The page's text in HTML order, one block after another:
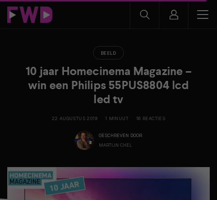
BEELD
10 jaar Homecinema Magazine –
win een Philips 55PUS8804 lcd
led tv
22 AUGUSTUS 2019 1 MINUUT 16 REACTIES
GESCHREVEN DOOR
MARTIJN CHEL